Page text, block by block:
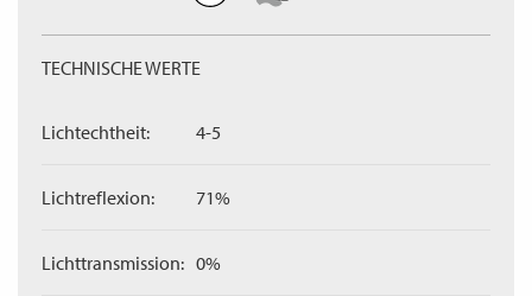
TECHNISCHE WERTE
Lichtechtheit: 4-5
Lichtreflexion: 71%
Lichttransmission: 0%